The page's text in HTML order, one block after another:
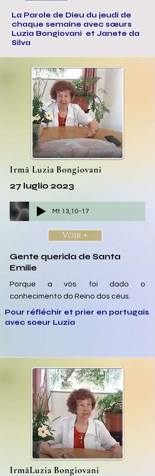
La Parole de Dieu du jeudi de
chaque semaine avec sœurs
Luzia Bongiovani et Janete da
Silva
Irmã Luzia Bongiovani
27 luglio 2023
Mt 13,10-17
Voir +
Gente querida de Santa
Emilie
Porque a vós foi dado o
conhecimento do Reino dos céus.
Pour réfléchir et prier en portugais
avec soeur Luzia
IrmãLuzia Bongiovani